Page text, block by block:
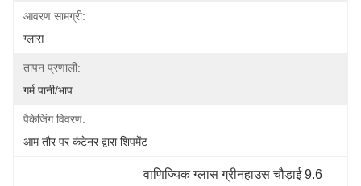
आवरण सामग्री:
ग्लास
तापन प्रणाली:
गर्म पानी/भाप
पैकेजिंग विवरण:
आम तौर पर कंटेनर द्वारा शिपमेंट
वाणिज्यिक ग्लास ग्रीनहाउस चौड़ाई 9.6